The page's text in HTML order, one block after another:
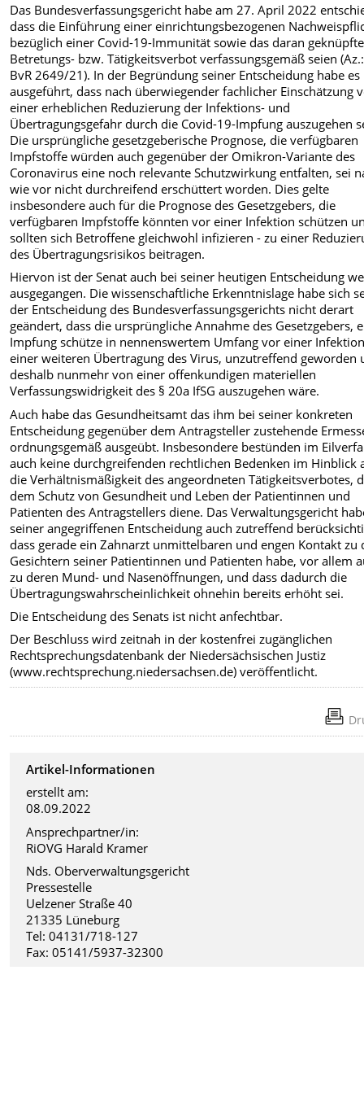
Das Bundesverfassungsgericht habe am 27. April 2022
dass die Einführung einer einrichtungsbezogenen
bezüglich einer Covid-19-Immunität sowie das daran geknüpfte
Betretungs- bzw. Tätigkeitsverbot verfassungsgemäß seien
BvR 2649/21). In der Begründung seiner Entscheidung habe es
ausgeführt, dass nach überwiegender fachlicher Einschätzung
einer erheblichen Reduzierung der Infektions- und
Übertragungsgefahr durch die Covid-19-Impfung auszugehen
Die ursprüngliche gesetzgeberische Prognose, die verfügbaren
Impfstoffe würden auch gegenüber der Omikron-Variante des
Coronavirus eine noch relevante Schutzwirkung entfalten, sei
wie vor nicht durchreifend erschüttert worden. Dies gelte
insbesondere auch für die Prognose des Gesetzgebers, die
verfügbaren Impfstoffe könnten vor einer Infektion schützen
sollten sich Betroffene gleichwohl infizieren - zu einer
des Übertragungsrisikos beitragen.
Hiervon ist der Senat auch bei seiner heutigen Entscheidung
ausgegangen. Die wissenschaftliche Erkenntnislage habe sich
der Entscheidung des Bundesverfassungsgerichts nicht derart
geändert, dass die ursprüngliche Annahme des Gesetzgebers,
Impfung schütze in nennenswertem Umfang vor einer
einer weiteren Übertragung des Virus, unzutreffend geworden
deshalb nunmehr von einer offenkundigen materiellen
Verfassungswidrigkeit des § 20a IfSG auszugehen wäre.
Auch habe das Gesundheitsamt das ihm bei seiner konkreten
Entscheidung gegenüber dem Antragsteller zustehende
ordnungsgemäß ausgeübt. Insbesondere bestünden im
auch keine durchgreifenden rechtlichen Bedenken im Hinblick
die Verhältnismäßigkeit des angeordneten Tätigkeitsverbotes,
dem Schutz von Gesundheit und Leben der Patientinnen und
Patienten des Antragstellers diene. Das Verwaltungsgericht
seiner angegriffenen Entscheidung auch zutreffend
dass gerade ein Zahnarzt unmittelbaren und engen Kontakt zu
Gesichtern seiner Patientinnen und Patienten habe, vor allem
zu deren Mund- und Nasenöffnungen, und dass dadurch die
Übertragungswahrscheinlichkeit ohnehin bereits erhöht sei.
Die Entscheidung des Senats ist nicht anfechtbar.
Der Beschluss wird zeitnah in der kostenfrei zugänglichen
Rechtsprechungsdatenbank der Niedersächsischen Justiz
(www.rechtsprechung.niedersachsen.de) veröffentlicht.
Artikel-Informationen
erstellt am:
08.09.2022
Ansprechpartner/in:
RiOVG Harald Kramer
Nds. Oberverwaltungsgericht
Pressestelle
Uelzener Straße 40
21335 Lüneburg
Tel: 04131/718-127
Fax: 05141/5937-32300